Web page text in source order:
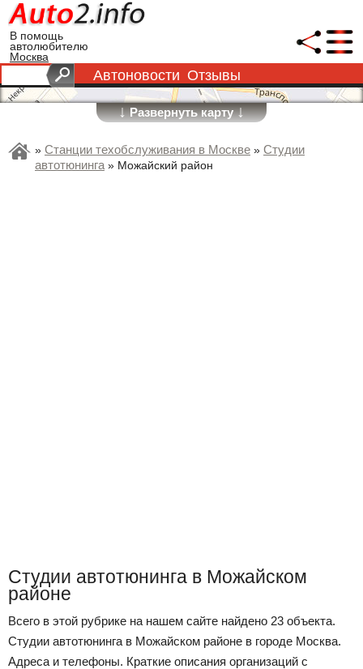
В помощь
автолюбителю
Москва
Автоновости Отзывы
↓Развернуть карту↓
» Станции техобслуживания в Москве » Студии
автотюнинга» Можайский район
Студии автотюнинга в Можайском
районе
Всего в этой рубрике на нашем сайте найдено 23 объекта.
Студии автотюнинга в Можайском районе в городе Москва.
Адреса и телефоны. Краткие описания организаций с